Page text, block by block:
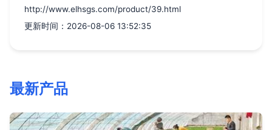
http://www.elhsgs.com/product/39.html
更新时间：2026-08-06 13:52:35
最新产品